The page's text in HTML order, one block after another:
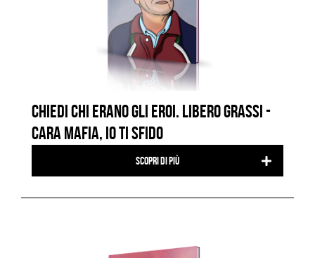
CHIEDI CHI ERANO GLI EROI. LIBERO GRASSI -
CARA MAFIA, IO TI SFIDO
Scopri di più